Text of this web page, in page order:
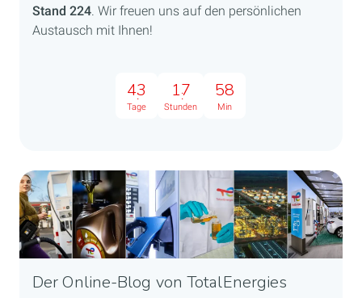
Stand 224 . Wir freuen uns auf den persönlichen
Austausch mit Ihnen!
43
Tage
17
Stunden
58
Min
Der Online-Blog von TotalEnergies